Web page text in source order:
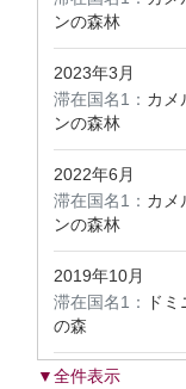
ンの森林
2023年3月
滞在国名1： カメ
ンの森林
2022年6月
滞在国名1： カメ
ンの森林
2019年10月
滞在国名1：
ド
の森
▼全件表示